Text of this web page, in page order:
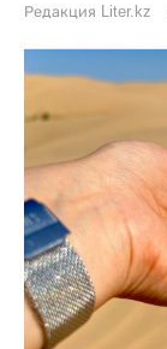
Редакция Liter.kz